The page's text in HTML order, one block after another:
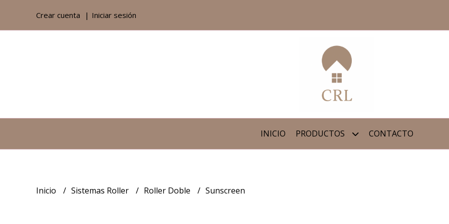
Crear cuenta Iniciar sesión
INICIO PRODUCTOS CONTACTO
Inicio Sistemas Roller Roller Doble Sunscreen